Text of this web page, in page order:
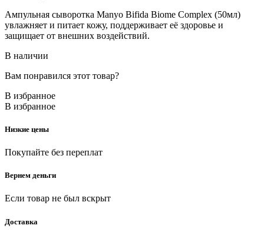
Ампульная сыворотка Manyo Bifida Biome Complex (50мл)
увлажняет и питает кожу, поддерживает её здоровье и
защищает от внешних воздействий.
В наличии
Вам понравился этот товар?
В избранное
В избранное
Низкие цены
Покупайте без переплат
Вернем деньги
Если товар не был вскрыт
Доставка